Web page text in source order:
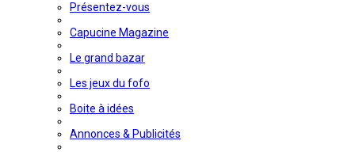
Présentez-vous
Capucine Magazine
Le grand bazar
Les jeux du fofo
Boite à idées
Annonces & Publicités